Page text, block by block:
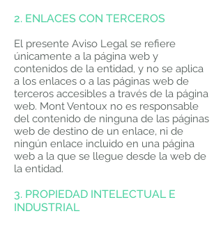
2. ENLACES CON TERCEROS
El presente Aviso Legal se refiere
únicamente a la página web y
contenidos de la entidad, y no se aplica
a los enlaces o a las páginas web de
terceros accesibles a través de la página
web. Mont Ventoux no es responsable
del contenido de ninguna de las páginas
web de destino de un enlace, ni de
ningún enlace incluido en una página
web a la que se llegue desde la web de
la entidad.
3. PROPIEDAD INTELECTUAL E
INDUSTRIAL